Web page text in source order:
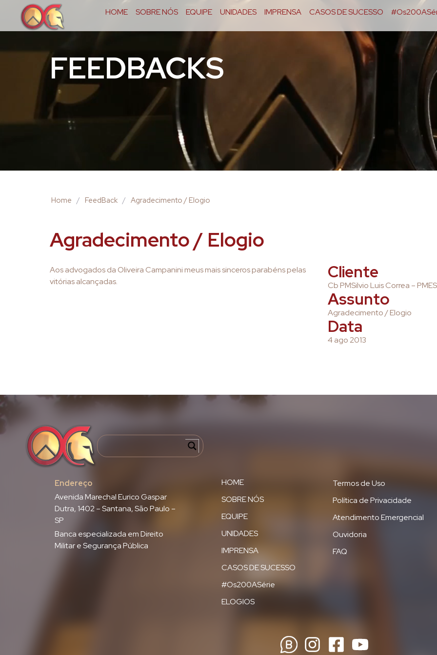
HOME SOBRE NÓS EQUIPE UNIDADES IMPRENSA CASOS DE SUCESSO
FEEDBACKS
Home / FeedBack / Agradecimento / Elogio
Agradecimento / Elogio
Aos advogados da Oliveira Campanini meus mais sinceros parabéns pelas
vitórias alcançadas.
Cliente
Cb PMSilvio Luis Correa –
Assunto
Agradecimento / Elogio
Data
4 ago 2013
Endereço
Avenida Marechal Eurico Gaspar
Dutra, 1402 – Santana, São Paulo –
SP
Banca especializada em Direito
Militar e Segurança Pública
HOME
SOBRE NÓS
EQUIPE
UNIDADES
IMPRENSA
CASOS DE SUCESSO
#Os200ASérie
ELOGIOS
Termos de Uso
Política de Privacidade
Atendimento Emergencial
Ouvidoria
FAQ